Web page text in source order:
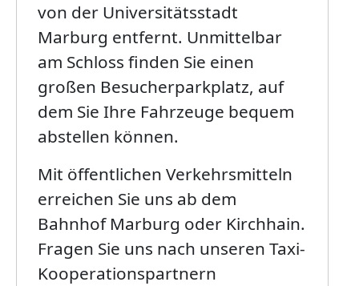
von der Universitätsstadt
Marburg entfernt. Unmittelbar
am Schloss finden Sie einen
großen Besucherparkplatz, auf
dem Sie Ihre Fahrzeuge bequem
abstellen können.
Mit öffentlichen Verkehrsmitteln
erreichen Sie uns ab dem
Bahnhof Marburg oder Kirchhain.
Fragen Sie uns nach unseren Taxi-
Kooperationspartnern